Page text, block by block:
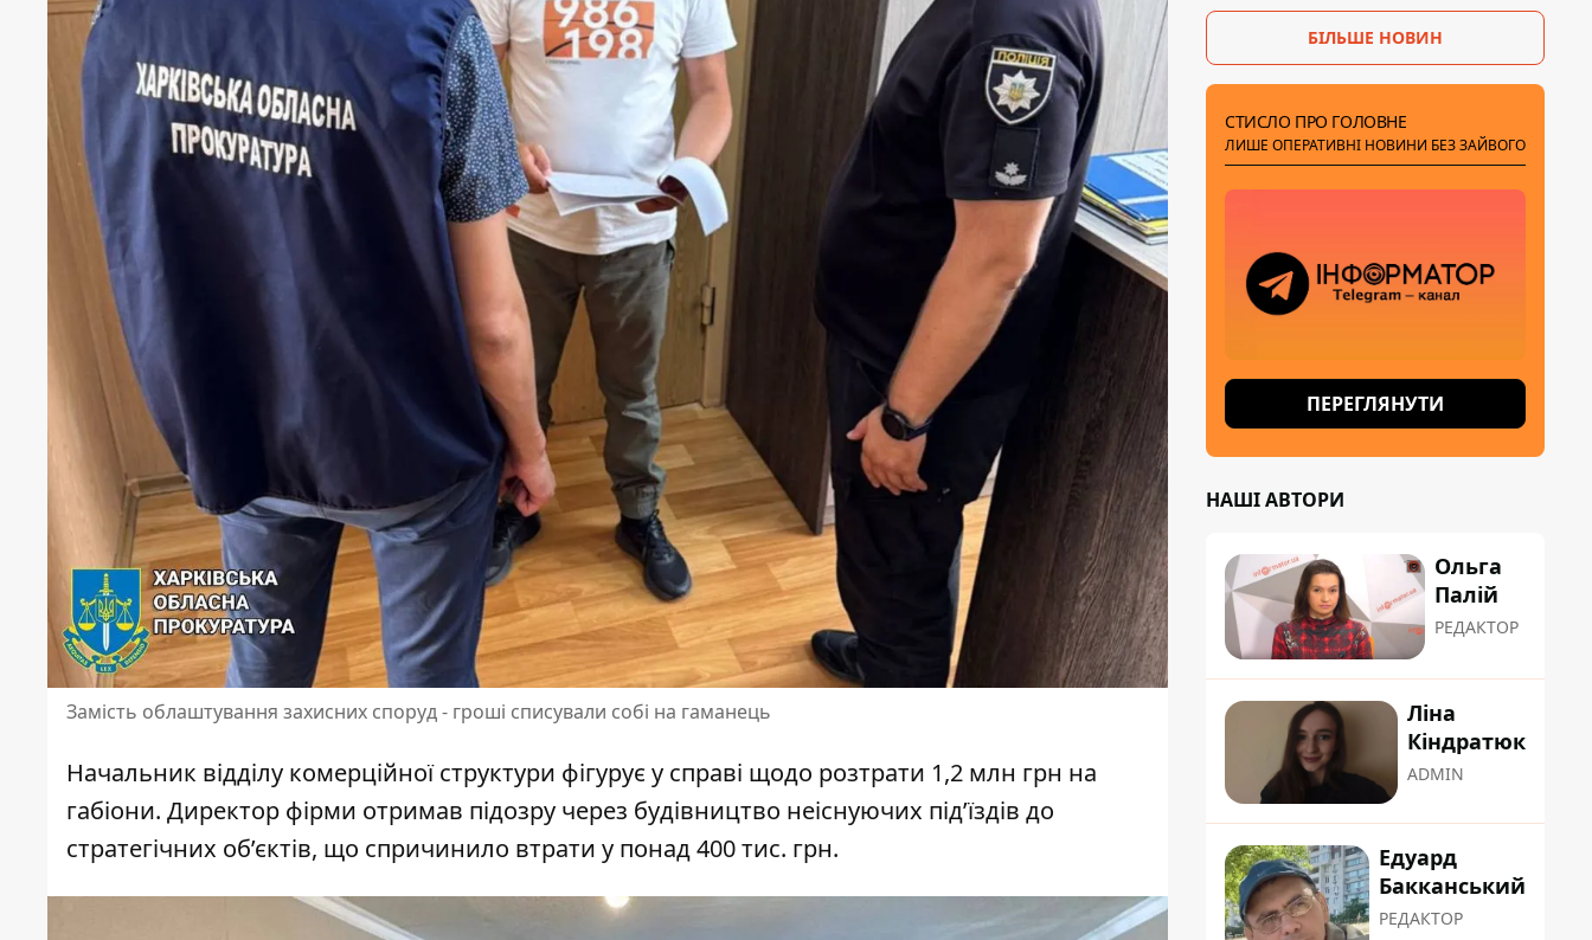
Замість облаштування захисних споруд - гроші списували собі на гаманець
Начальник відділу комерційної структури фігурує у справі щодо розтрати 1,2 млн грн на
габіони. Директор фірми отримав підозру через будівництво неіснуючих під’їздів до
стратегічних об’єктів, що спричинило втрати у понад 400 тис. грн.
попередив про посилення
БІЛЬШЕ НОВИН
СТИСЛО ПРО ГОЛОВНЕ
ЛИШЕ ОПЕРАТИВНІ НОВИНИ БЕЗ ЗАЙВОГО
ПЕРЕГЛЯНУТИ
НАШІ АВТОРИ
Ольга
Палій
РЕДАКТОР
Ліна
Кіндратюк
ADMIN
Едуард
Бакканський
РЕДАКТОР